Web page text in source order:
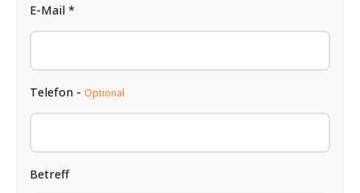
E-Mail *
Telefon - Optional
Betreff